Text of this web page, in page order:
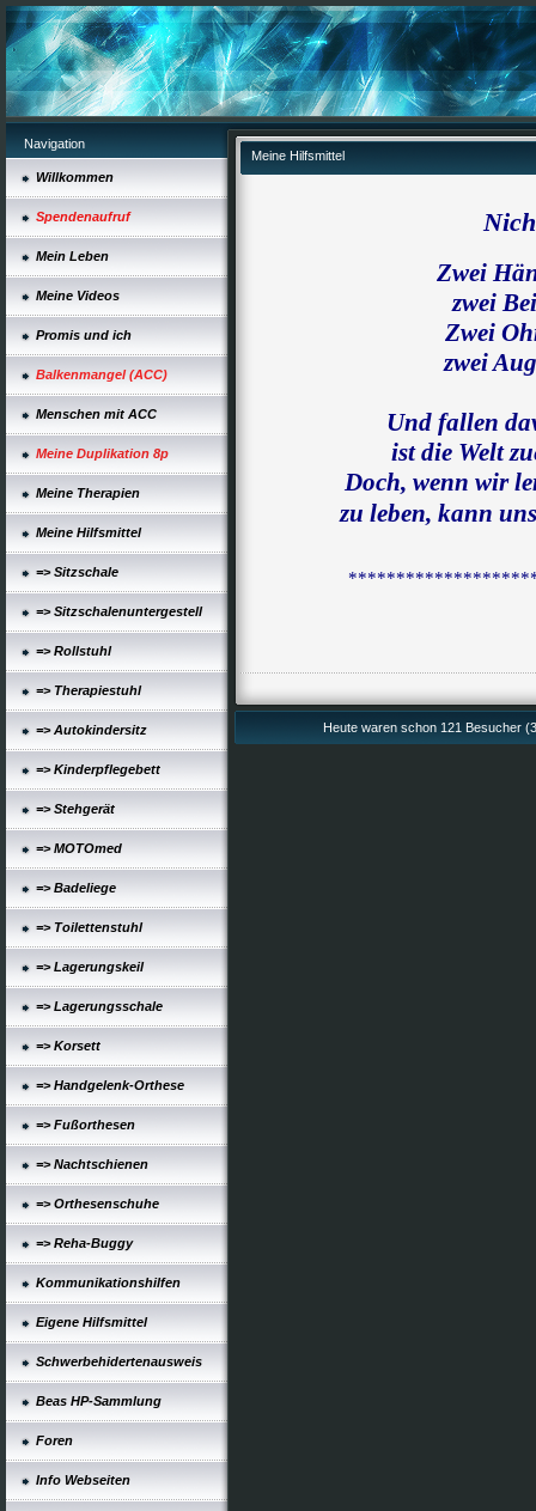
Navigation
Willkommen
Spendenaufruf
Mein Leben
Meine Videos
Promis und ich
Balkenmangel (ACC)
Menschen mit ACC
Meine Duplikation 8p
Meine Therapien
Meine Hilfsmittel
=> Sitzschale
=> Sitzschalenuntergestell
=> Rollstuhl
=> Therapiestuhl
=> Autokindersitz
=> Kinderpflegebett
=> Stehgerät
=> MOTOmed
=> Badeliege
=> Toilettenstuhl
=> Lagerungskeil
=> Lagerungsschale
=> Korsett
=> Handgelenk-Orthese
=> Fußorthesen
=> Nachtschienen
=> Orthesenschuhe
=> Reha-Buggy
Kommunikationshilfen
Eigene Hilfsmittel
Schwerbehidertenausweis
Beas HP-Sammlung
Foren
Info Webseiten
Meine Hilfsmittel
Zwei
zwei
Zwei
zwei
Und fallen
ist die Welt
Doch, wenn wir
zu leben, kann
Heute waren schon 121 Besucher